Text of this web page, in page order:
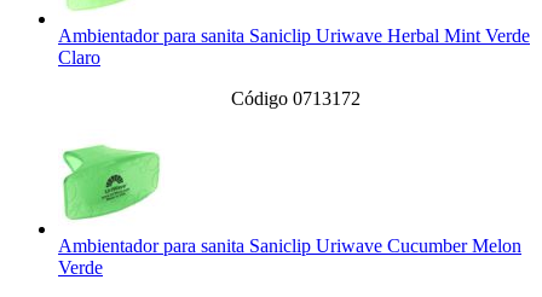
Ambientador para sanita Saniclip Uriwave Herbal Mint Verde
Claro
Código 0713172
Ambientador para sanita Saniclip Uriwave Cucumber Melon
Verde